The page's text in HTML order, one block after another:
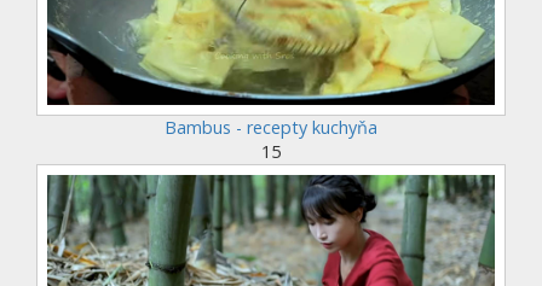
Bambus - recepty kuchyňa
15